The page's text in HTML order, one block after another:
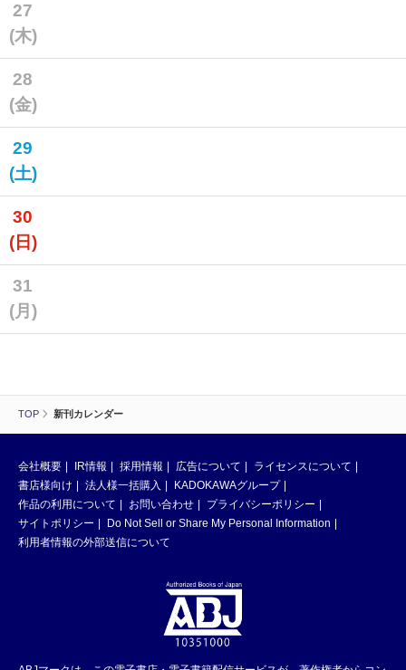
TOP 新刊カレンダー
27
(木)
28
(金)
29
(土)
30
(日)
31
(月)
会社概要 IR情報 採用情報 広告について
ライセンスについて
書店様向け
法人様一括購入
KADOKAWAグループ
作品の利用について
お問い合わせ
プライバシーポリシー
サイトポリシー
Do Not Sell or Share My Personal Information
利用者情報の外部送信について